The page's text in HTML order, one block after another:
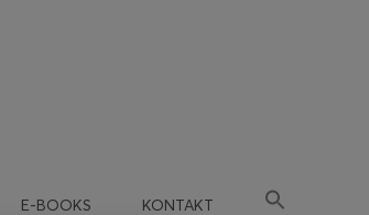
E-BOOKS KONTAKT